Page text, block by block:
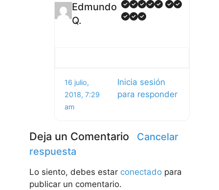
Edmundo
Q.
16 julio,
2018, 7:29
am
Inicia sesión
para responder
Deja un Comentario
Cancelar
respuesta
Lo siento, debes estar conectado para
publicar un comentario.